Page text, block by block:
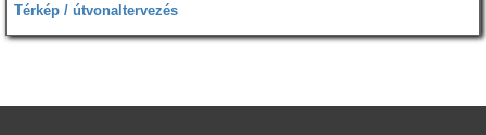
Térkép / útvonaltervezés